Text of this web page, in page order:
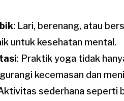
: Lari, berenang, atau
untuk kesehatan mental.
: Praktik yoga tidak
kecemasan dan
sederhana seperti